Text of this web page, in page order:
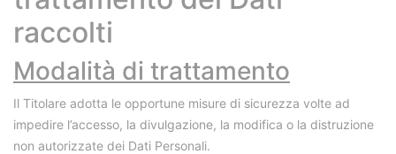
raccolti
Modalità di trattamento
Il Titolare adotta le opportune misure di sicurezza volte ad
impedire l’accesso, la divulgazione, la modifica o la distruzione
non autorizzate dei Dati Personali.